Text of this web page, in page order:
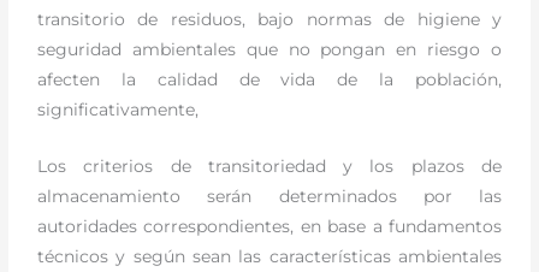
transitorio de residuos, bajo normas de higiene y
seguridad ambientales que no pongan en riesgo o
afecten la calidad de vida de la población,
significativamente,
Los criterios de transitoriedad y los plazos de
almacenamiento serán determinados por las
autoridades correspondientes, en base a fundamentos
técnicos y según sean las características ambientales